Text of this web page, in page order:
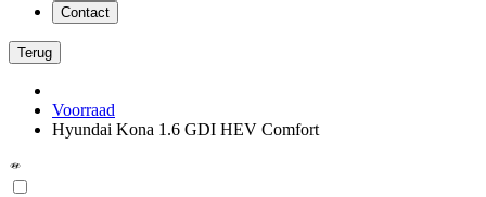
Contact
Terug
Voorraad
Hyundai Kona 1.6 GDI HEV Comfort